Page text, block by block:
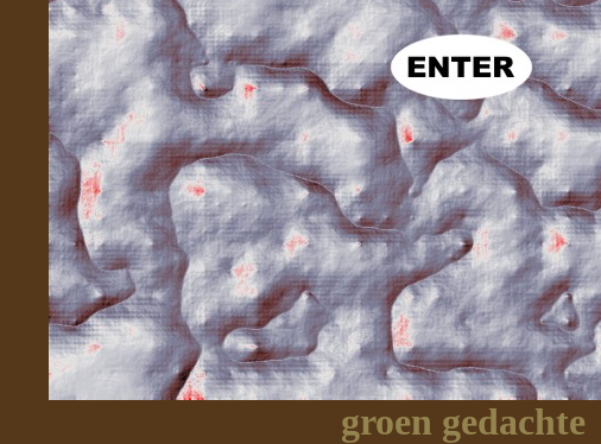
groen gedachte